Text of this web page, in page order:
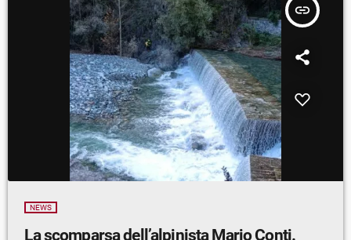
insert_link
NEWS
La scomparsa dell’alpinista Mario Conti.